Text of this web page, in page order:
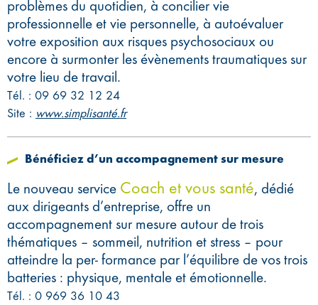
problèmes du quotidien, à concilier vie
professionnelle et vie personnelle, à autoévaluer
votre exposition aux risques psychosociaux ou
encore à surmonter les évènements traumatiques sur
votre lieu de travail.
Tél. : 09 69 32 12 24
Site : www.simplisanté.fr
Bénéficiez d’un accompagnement sur mesure
Le nouveau service Coach et vous santé, dédié
aux dirigeants d’entreprise, offre un
accompagnement sur mesure autour de trois
thématiques – sommeil, nutrition et stress – pour
atteindre la per- formance par l’équilibre de vos trois
batteries : physique, mentale et émotionnelle.
Tél. : 0 969 36 10 43